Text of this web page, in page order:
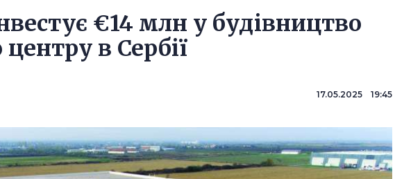
€14 млн у будівництво
в Сербії
17.05.2025 19:45